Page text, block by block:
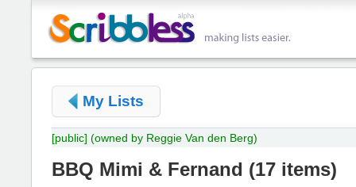
My Lists
[public] (owned by Reggie Van den Berg)
BBQ Mimi & Fernand (17 items)